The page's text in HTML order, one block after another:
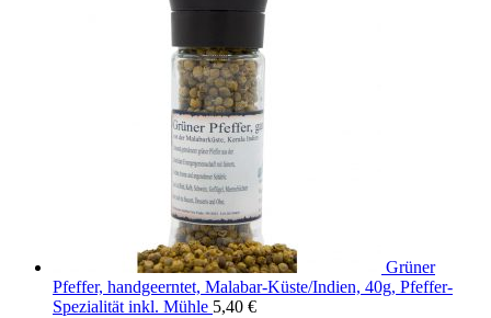
Grüner
Pfeffer, handgeerntet, Malabar-Küste/Indien, 40g, Pfeffer-
Spezialität inkl. Mühle 5,40 €